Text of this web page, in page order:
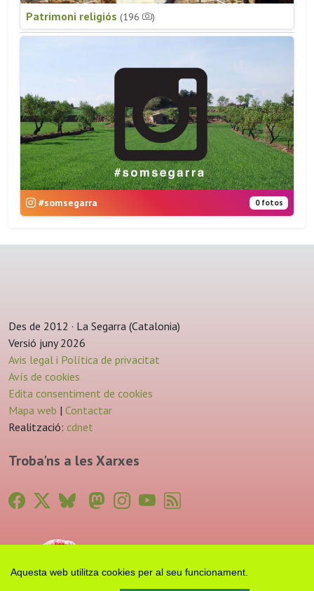
Aquesta web utilitza cookies per al seu funcionament.
Patrimoni religiós (196 )
#somsegarra 0 fotos
Des de 2012 · La Segarra (Catalonia)
Versió juny 2026
Avis legal i Política de privacitat
Avís de cookies
Edita consentiment de cookies
Mapa web | Contactar
Realització: cdnet
Troba'ns a les Xarxes